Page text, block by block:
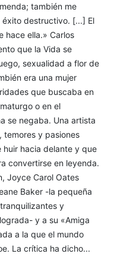
también me
destructivo. [...] El
hace ella.» Carlos
que la Vida se
sexualidad a flor de
era una mujer
que buscaba en
o en el
se negaba. Una artista
y pasiones
huir hacia delante y que
convertirse en leyenda.
Joyce Carol Oates
Baker -la pequeña
y
y a su «Amiga
a la que el mundo
La crítica ha dicho...